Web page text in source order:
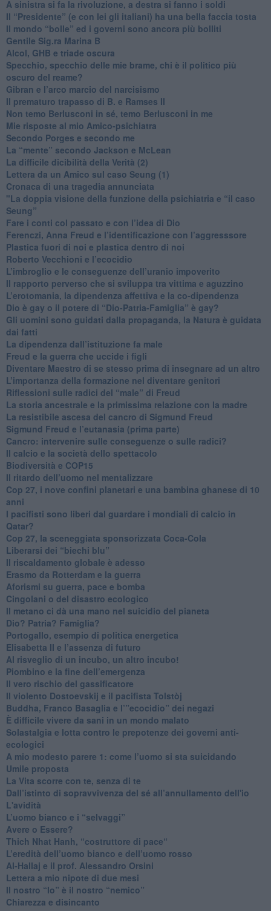
​A sinistra si fa la rivoluzione, a destra si fanno i soldi
​Il “Presidente” (e con lei gli italiani) ha una bella faccia tosta
​Il mondo “bolle” ed i governi sono ancora più bolliti
​Gentile Sig.ra Marina B
​Alcol, GHB e triade oscura
​Specchio, specchio delle mie brame, chi è il politico più
oscuro del reame?
​Gibran e l’arco marcio del narcisismo
​Il prematuro trapasso di B. e Ramses II
​Non temo Berlusconi in sé, temo Berlusconi in me
​Mie risposte al mio Amico-psichiatra
​Secondo Porges e secondo me
​La “mente” secondo Jackson e McLean
La difficile dicibilità della Verità (2)
​Lettera da un Amico sul caso Seung (1)
​Cronaca di una tragedia annunciata
"​La doppia visione della funzione della psichiatria e “il caso
Seung”
​Fare i conti col passato e con l’idea di Dio
​Ferenczi, Anna Freud e l’identificazione con l’aggresssore
Plastica fuori di noi e plastica dentro di noi
​Roberto Vecchioni e l’ecocidio
​L’imbroglio e le conseguenze dell’uranio impoverito
​Il rapporto perverso che si sviluppa tra vittima e aguzzino
L’erotomania, la dipendenza affettiva e la co-dipendenza
​Dio è gay o il potere di “Dio-Patria-Famiglia” è gay?
​Gli uomini sono guidati dalla propaganda, la Natura è guidata
dai fatti
La dipendenza dall’istituzione fa male
​Freud e la guerra che uccide i figli
​Diventare Maestro di se stesso prima di insegnare ad un altro
L’importanza della formazione nel diventare genitori
Riflessioni sulle radici del “male” di Freud
​La storia ancestrale e la primissima relazione con la madre
​La resistibile ascesa del cancro di Sigmund Freud
Sigmund Freud e l’eutanasia (prima parte)
Cancro: intervenire sulle conseguenze o sulle radici?
​Il calcio e la società dello spettacolo
Biodiversità e COP15
​Il ritardo dell’uomo nel mentalizzare
​Cop 27, i nove confini planetari e una bambina ghanese di 10
anni
​I pacifisti sono liberi dal guardare i mondiali di calcio in
Qatar?
​Cop 27, la sceneggiata sponsorizzata Coca-Cola
​Liberarsi dei “biechi blu”
Il riscaldamento globale è adesso
​Erasmo da Rotterdam e la guerra
​Aforismi su guerra, pace e bomba
Cingolani o del disastro ecologico
​Il metano ci dà una mano nel suicidio del pianeta
​Dio? Patria? Famiglia?
Portogallo, esempio di politica energetica
​Elisabetta II e l’assenza di futuro
Al risveglio di un incubo, un altro incubo!
​Piombino e la fine dell’emergenza
​Il vero rischio del gassificatore
​Il violento Dostoevskij e il pacifista Tolstòj
​Buddha, Franco Basaglia e l’”ecocidio” dei negazi
​È difficile vivere da sani in un mondo malato
Solastalgia e lotta contro le prepotenze dei governi anti-
ecologici
​A mio modesto parere 1: come l’uomo si sta suicidando
​Umile proposta
​La Vita scorre con te, senza di te
​Dall’istinto di sopravvivenza del sé all’annullamento dell'io
L'avidità
​L’uomo bianco e i “selvaggi”
​Avere o Essere?
​Thich Nhat Hanh, “costruttore di pace“
​L’eredità dell’uomo bianco e dell’uomo rosso
Al-Hallaj e il prof. Alessandro Orsini
​Lettera a mio nipote di due mesi
​Il nostro “Io” è il nostro “nemico”
​Chiarezza e disincanto